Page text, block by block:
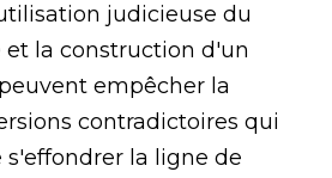
judicieuse du
la construction d'un
empêcher la
contradictoires qui
la ligne de